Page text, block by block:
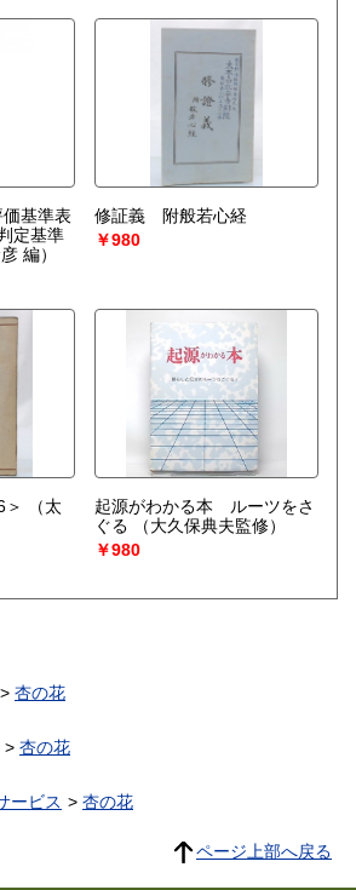
基準表
定基準
編）
修証義 附般若心経
￥980
＜學藝全書 6＞
（太
起源がわかる本 ルーツをさ
ぐる
（大久保典夫監修）
￥980
杏の花
杏の花
ービス 杏の花
ページ上部へ戻る